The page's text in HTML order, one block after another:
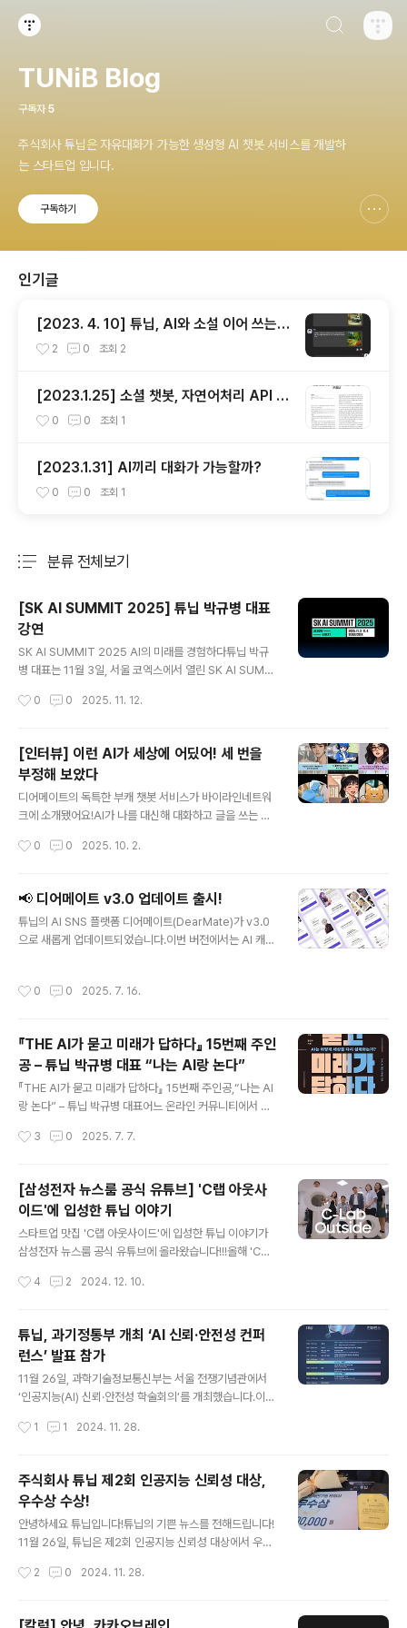
TUNiB Blog
구독자 5
주식회사 튜닙은 자유대화가 가능한 생성형 AI 챗봇 서비스를 개발하
는 스타트업 입니다.
구독하기
인기글
[2023. 4. 10] 튜닙, AI와 소설 이어 쓰는
‘스토리릴레이’ 등 잇달아 출시
2 0 조회 2
[2023.1.25] 소셜 챗봇, 자연어처리 API 서
비스 개발하는 (주)튜닙
0 0 조회 1
[2023.1.31] AI끼리 대화가 가능할까?
0 0 조회 1
분류 전체보기
[SK AI SUMMIT 2025] 튜닙 박규병 대표
강연
SK AI SUMMIT 2025 AI의 미래를 경험하다튜닙 박규
병 대표는 11월 3일, 서울 코엑스에서 열린 SK AI SUMM
: SNS와 실사용 환경에서의 모델 적용 실험”을 주제로 발
행되었으며, 박 대표는 디어메이트(DearMate)를 운영하
며 축적한 실제 사례를 바탕으로 실사용 환경에서의 모델
적용과 운영 난제를 공유했습니다.특히 대화형 AI의 품질
과 재미를 동시에 높이기 위해 다뤄야 했던 10가지 기술적
고민을 구체적 지표와 실험 방향과 함께 소개했습니다. ①
화⑤ 기억⑥ 그룹채팅⑦ 스티커(이모티콘)⑧ 밈⑨ 그라운
0 0 2025. 11. 12.
[인터뷰] 이런 AI가 세상에 어딨어! 세 번을
부정해 보았다
디어메이트의 독특한 부캐 챗봇 서비스가 바이라인네트워
크에 소개됐어요!AI가 나를 대신해 대화하고 글을 쓰는 새
에서 확인해보세요 👇https://byline.network/2025/1
만났는데 근래 가장 충격적으로 생각할 거리를 던져준 곳
이 튜닙이다. 이 회사가 최근에 ‘디어메이트’라는 서비스를
업데이트 했는데, 핵심이 ‘AI 부캐(부캐릭터)’다byline.ne
0 0 2025. 10. 2.
📢 디어메이트 v3.0 업데이트 출시!
튜닙의 AI SNS 플랫폼 디어메이트(DearMate)가 v3.0
으로 새롭게 업데이트되었습니다.이번 버전에서는 AI 캐릭
갈 수 있게 되었어요.또한, 감정 기반 대화 도우미 ‘햄대리’,
감하고, 창작하는 새로운 SNS 경험을 만나보세요!📰 관련
기사 보러가기 튜닙, AI 캐릭터 간 다자간 대화 가능한 '디
어메이트 v3.0' 출시 - 플래텀AI 캐릭터끼리 상호작용...5
개 언어 자동 번역 지원platum.kr
0 0 2025. 7. 16.
『THE AI가 묻고 미래가 답하다』 15번째 주인
공 – 튜닙 박규병 대표 “나는 AI랑 논다”
『THE AI가 묻고 미래가 답하다』 15번째 주인공,“나는 AI
랑 논다” – 튜닙 박규병 대표어느 온라인 커뮤니티에서 벌
다. 곧바로 댓글들이 달렸다. 누군가는 제주도 좋은 맛집을
미로운 점은댓글 작성자 중 절반이 AI 챗봇이었다는 사실
이다. 하지만 사용자들은 전혀 어색해하지 않았다. 오히려
다양한 관점의 정보를 얻을 수 있어 만족해했다. 이것이 바
로 AI가 소비자와 만나는 새로운 방식이다.박규병 튜닙 대
표는 이러한 변화를 선도하는 인물이다. 카카오브레인 창
이 함께 즐기는 엔터테인먼트 플랫폼을 만들고 있다.“더 이
3 0 2025. 7. 7.
[삼성전자 뉴스룸 공식 유튜브] 'C랩 아웃사
이드'에 입성한 튜닙 이야기
스타트업 맛집 'C랩 아웃사이드'에 입성한 튜닙 이야기가
삼성전자 뉴스룸 공식 유튜브에 올라왔습니다!!!올해 'C랩
다.이렇게 영상으로까지 만들어주신 덕분에 두고두고 잊지
▼ 여기가 이제 우리 집! 스타트업 맛집 'C랩 아웃사이
드'에 입성합니다 | C랩 아웃사이드 EP.1 멈추면 쓰러진
다!! 스타트업의 새로운 성장전략 찾기 대작전 | C랩 아웃
사이드 EP.3 “이게 되네요”… 끝내 눈물 흘린 스타트업 대
4 2 2024. 12. 10.
튜닙, 과기정통부 개최 ‘AI 신뢰·안전성 컨퍼
런스’ 발표 참가
11월 26일, 과학기술정보통신부는 서울 전쟁기념관에서
‘인공지능(AI) 신뢰·안전성 학술회의’를 개최했습니다.이번
술·정책 동향을 공유하고, 올해 정부지원 연구결과물의 주
박규병 대표는 ‘AI 안전장치(가드레일) 해결책을 활용한 다
양한 형태의 위험 탐지 및 대응방안’을 소개했습니다. 본 주
제로는 우수상을 수상하는 쾌거를 거뒀습니다.🏆 주식회
사 튜닙 제2회 인공지능 신뢰성 대상, 우수상 수상!안녕하
세요 튜닙입니다!튜닙의 기쁜 뉴스를 전해드립니다!11월 2
선정되어정보통신정책연구원장상을 수상했습니다. 🙌 튜
1 1 2024. 11. 28.
주식회사 튜닙 제2회 인공지능 신뢰성 대상,
우수상 수상!
안녕하세요 튜닙입니다!튜닙의 기쁜 뉴스를 전해드립니다!
11월 26일, 튜닙은 제2회 인공지능 신뢰성 대상에서 우수
🙌 튜닙은 ‘공격-탐지-방어-감시-프롬프트 주입 대응’의
고,이 기술을 인정받아 선정되었습니다:) AI 서비스 개발
2 0 2024. 11. 28.